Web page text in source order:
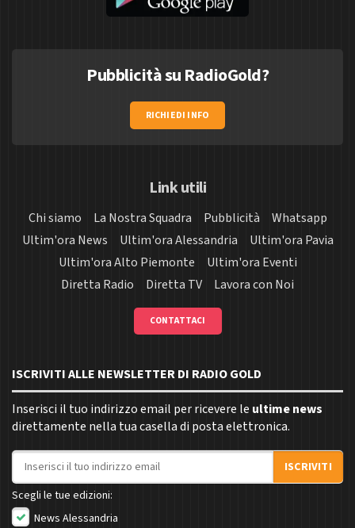
Pubblicità su RadioGold?
RICHIEDI INFO
Link utili
Chi siamo La Nostra Squadra Pubblicità
Whatsapp
Ultim'ora News
Ultim'ora Alessandria
Ultim'ora Pavia
Ultim'ora Alto Piemonte
Ultim'ora Eventi
Diretta Radio
Diretta TV Lavora con Noi
CONTATTACI
ISCRIVITI ALLE NEWSLETTER DI RADIO GOLD
Inserisci il tuo indirizzo email per ricevere le ultime news
direttamente nella tua casella di posta elettronica.
Indirizzo email
ISCRIVITI
Scegli le tue edizioni:
News Alessandria